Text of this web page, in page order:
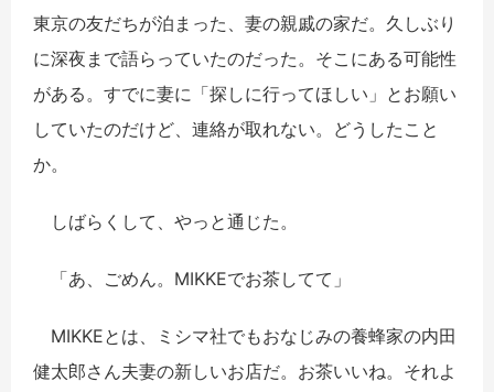
東京の友だちが泊まった、妻の親戚の家だ。久しぶり
に深夜まで語らっていたのだった。そこにある可能性
がある。すでに妻に「探しに行ってほしい」とお願い
していたのだけど、連絡が取れない。どうしたこと
か。
しばらくして、やっと通じた。
「あ、ごめん。MIKKEでお茶してて」
MIKKEとは、ミシマ社でもおなじみの養蜂家の内田
健太郎さん夫妻の新しいお店だ。お茶いいね。それよ